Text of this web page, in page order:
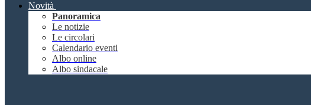
Novità
Panoramica
Le notizie
Le circolari
Calendario eventi
Albo online
Albo sindacale